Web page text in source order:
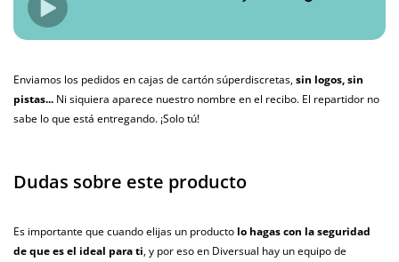
Enviamos los pedidos en cajas de cartón súperdiscretas,sin logos, sin
pistas... Ni siquiera aparece nuestro nombre en el recibo. El repartidor no
sabe lo que está entregando. ¡Solo tú!
Dudas sobre este producto
Es importante que cuando elijas un producto lo hagas con la seguridad
de que es el ideal para ti, y por eso en Diversual hay un equipo de